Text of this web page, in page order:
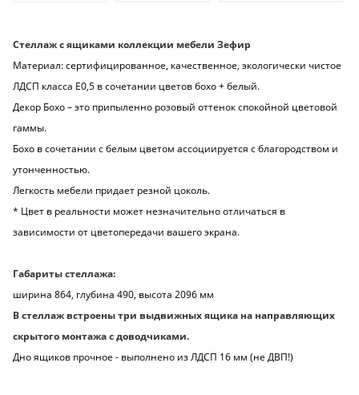
Стеллаж с ящиками коллекции мебели Зефир
Материал: сертифицированное, качественное, экологически чистое
ЛДСП класса Е0,5 в сочетании цветов бохо + белый.
Декор Бохо – это припыленно розовый оттенок спокойной цветовой
гаммы.
Бохо в сочетании с белым цветом ассоциируется с благородством и
утонченностью.
Легкость мебели придает резной цоколь.
* Цвет в реальности может незначительно отличаться в
зависимости от цветопередачи вашего экрана.
Габариты стеллажа:
ширина 864, глубина 490, высота 2096 мм
В стеллаж встроены три выдвижных ящика на направляющих
скрытого монтажа с доводчиками.
Дно ящиков прочное - выполнено из ЛДСП 16 мм (не ДВП!)